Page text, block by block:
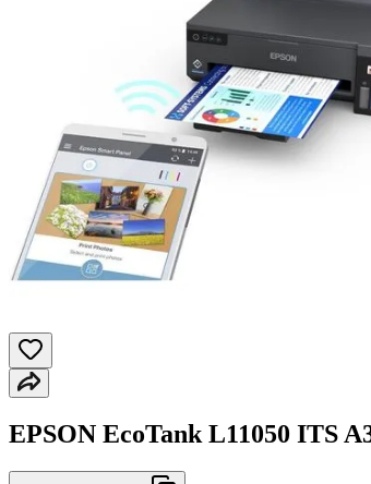
EPSON EcoTank L11050 ITS